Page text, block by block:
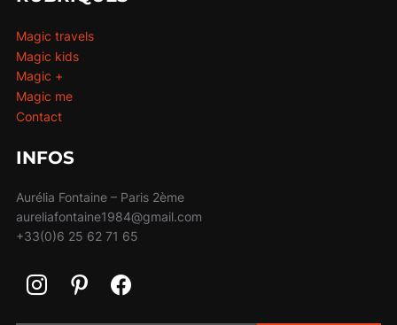
Magic travels
Magic kids
Magic +
Magic me
Contact
INFOS
Aurélia Fontaine – Paris 2ème
aureliafontaine1984@gmail.com
+33(0)6 25 62 71 65